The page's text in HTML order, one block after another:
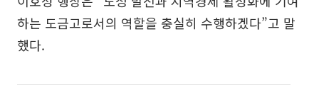
하는 도금고로서의 역할을 충실히 수행하겠다”고 말
했다.